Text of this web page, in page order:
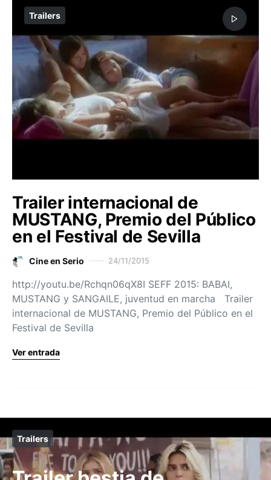
Trailers
Trailer internacional de
MUSTANG, Premio del Público
en el Festival de Sevilla
Cine en Serio 24/11/2015
http://youtu.be/Rchqn06qX8I SEFF 2015: BABAI,
MUSTANG y SANGAILE, juventud en marcha Trailer
internacional de MUSTANG, Premio del Público en el
Festival de Sevilla
Ver entrada
Trailers